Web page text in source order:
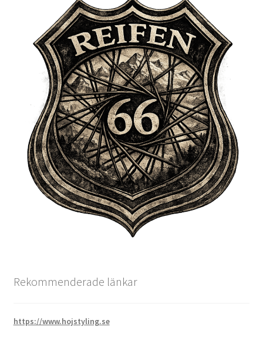
Rekommenderade länkar
https://www.hojstyling.se